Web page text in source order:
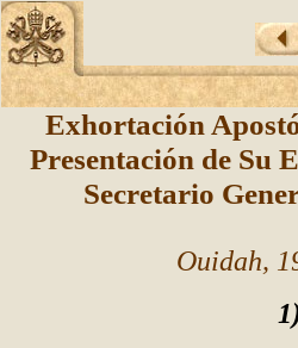
Exhortación
Presentación de Su
Secretario
Ouidah,